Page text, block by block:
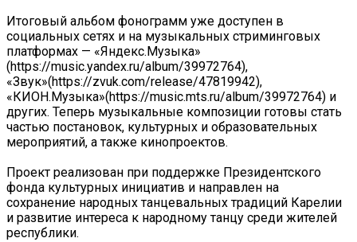
Итоговый альбом фонограмм уже доступен в
социальных сетях и на музыкальных стриминговых
платформах — «Яндекс.Музыка»
(https://music.yandex.ru/album/39972764),
«Звук»(https://zvuk.com/release/47819942),
«КИОН.Музыка»(https://music.mts.ru/album/39972764) и
других. Теперь музыкальные композиции готовы стать
частью постановок, культурных и образовательных
мероприятий, а также кинопроектов.
Проект реализован при поддержке Президентского
фонда культурных инициатив и направлен на
сохранение народных танцевальных традиций Карелии
и развитие интереса к народному танцу среди жителей
республики.